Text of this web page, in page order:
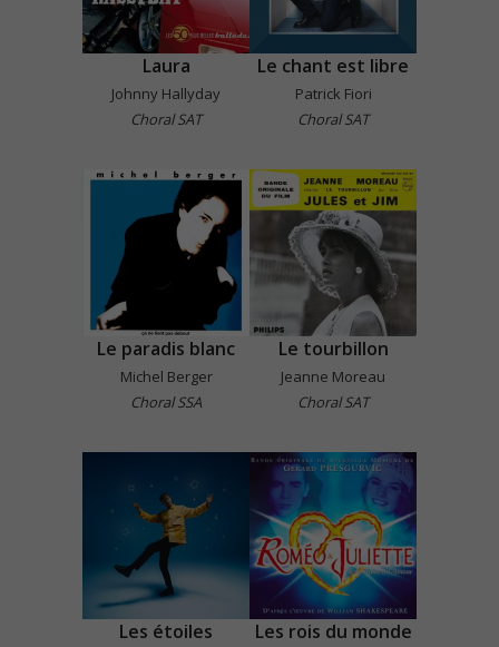
Laura
Johnny Hallyday
Choral SAT
Le chant est libre
Patrick Fiori
Choral SAT
Le paradis blanc
Michel Berger
Choral SSA
Le tourbillon
Jeanne Moreau
Choral SAT
Les étoiles Les rois du monde